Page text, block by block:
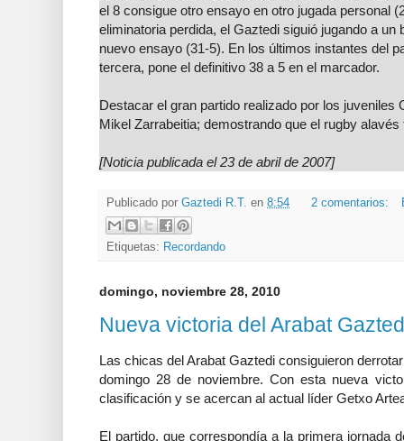
el 8 consigue otro ensayo en otro jugada personal
eliminatoria perdida, el Gaztedi siguió jugando a un
nuevo ensayo (31-5). En los últimos instantes del
tercera, pone el definitivo 38 a 5 en el marcador.
Destacar el gran partido realizado por los juveniles
Mikel Zarrabeitia; demostrando que el rugby
[Noticia publicada el 23 de abril de 2007]
Publicado por Gaztedi R.T. en 8:54 2 comentarios:
Etiquetas: Recordando
domingo, noviembre 28, 2010
Nueva victoria del Arabat
Las chicas del Arabat Gaztedi consiguieron
domingo 28 de noviembre. Con esta nueva
clasificación y se acercan al actual líder Getxo
El partido, que correspondía a la primera jornada